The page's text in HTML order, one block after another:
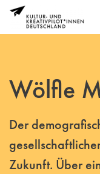
Wölfle
Der
Zukunft. Über